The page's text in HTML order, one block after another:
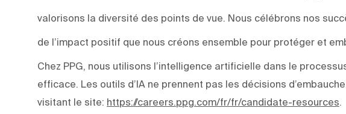
valorisons la diversité des points de vue. Nous célébrons nos
de l’impact positif que nous créons ensemble pour protéger et
Chez PPG, nous utilisons l’intelligence artificielle dans le
efficace. Les outils d’IA ne prennent pas les décisions
visitant le site: https://careers.ppg.com/fr/fr/candidate-resources.